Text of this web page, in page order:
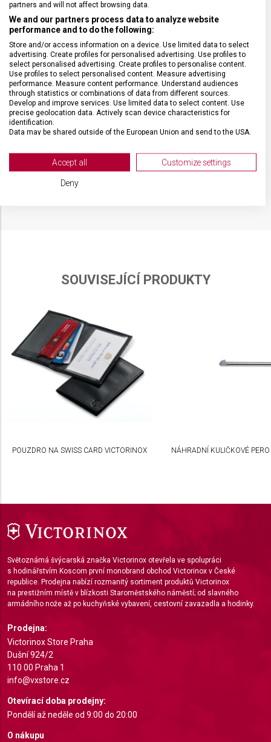
ZÁRUKA 24 měsíců
HMOTNOST 26 g
POČET FUNKCÍ 12
VELIKOST
MATERIÁL Termoplast
SOUVISEJÍCÍ PRODUKTY
POUZDRO NA SWISS CARD VICTORINOX NÁHRADNÍ KULIČKOVÉ
Světoznámá švýcarská značka Victorinox otevřela ve spolupráci
s hodinářstvím Koscom první monobrand obchod Victorinox v České
republice. Prodejna nabízí rozmanitý sortiment produktů Victorinox
na prestižním místě v blízkosti Staroměstského náměstí; od slavného
armádního nože až po kuchyňské vybavení, cestovní zavazadla a hodinky.
Prodejna:
Victorinox Store Praha
Dušní 924/2
110 00 Praha 1
info@vxstore.cz
Otevírací doba prodejny:
Pondělí až neděle od 9:00 do 20:00
O nákupu
partners and will not affect browsing data.
We and our partners process data to analyze website
performance and to do the following:
Store and/or access information on a device. Use limited data to select
advertising. Create profiles for personalised advertising. Use profiles to
select personalised advertising. Create profiles to personalise content.
Use profiles to select personalised content. Measure advertising
performance. Measure content performance. Understand audiences
through statistics or combinations of data from different sources.
Develop and improve services. Use limited data to select content. Use
precise geolocation data. Actively scan device characteristics for
identification.
Data may be shared outside of the European Union and send to the USA.
View Partner List (2 IAB Vendors)
We use your data for the following purposes:
Use profiles to select personalised
Create profiles to personalise content
Use profiles to select personalised content
Measure advertising performance
Measure content performance
Understand audiences through statistics or
Develop and improve services
Non-IAB processing purposes:
Necessary
Functional
Advertising
Accept all Customize settings
Deny